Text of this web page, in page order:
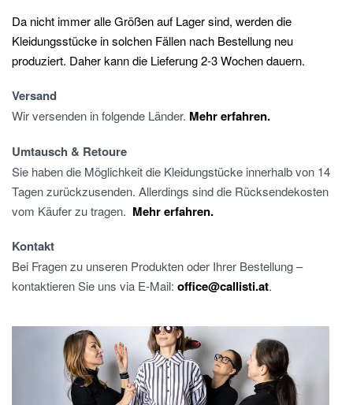
Da nicht immer alle Größen auf Lager sind, werden die
Kleidungsstücke in solchen Fällen nach Bestellung neu
produziert. Daher kann die Lieferung 2-3 Wochen dauern.
Versand
Wir versenden in folgende Länder. Mehr erfahren.
Umtausch & Retoure
Sie haben die Möglichkeit die Kleidungstücke innerhalb von 14
Tagen zurückzusenden. Allerdings sind die Rücksendekosten
vom Käufer zu tragen. Mehr erfahren.
Kontakt
Bei Fragen zu unseren Produkten oder Ihrer Bestellung –
kontaktieren Sie uns via E-Mail: office@callisti.at.